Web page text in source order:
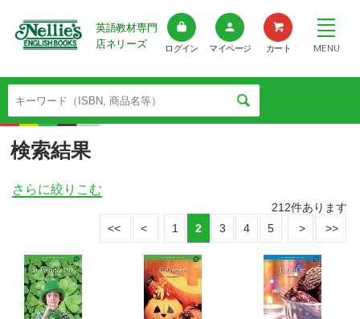
英語教材専門
店ネリーズ
ログイン マイページ カート MENU
検索結果
さらに絞りこむ
212件あります
1
2 3 4 5